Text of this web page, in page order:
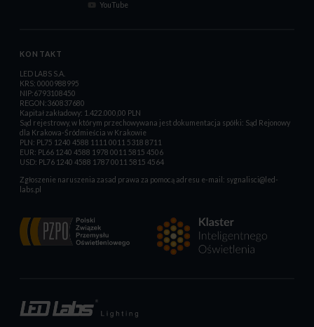
YouTube
KONTAKT
LED LABS S.A.
KRS: 0000988995
NIP:6793108450
REGON:360837680
Kapitał zakładowy: 1.422.000,00 PLN
Sąd rejestrowy, w którym przechowywana jest dokumentacja spółki: Sąd Rejonowy
dla Krakowa-Śródmieścia w Krakowie
PLN: PL75 1240 4588 1111 0011 5318 8711
EUR: PL66 1240 4588 1978 0011 5815 4506
USD: PL76 1240 4588 1787 0011 5815 4564
Zgłoszenie naruszenia zasad prawa za pomocą adresu e-mail: sygnalisci@led-
labs.pl